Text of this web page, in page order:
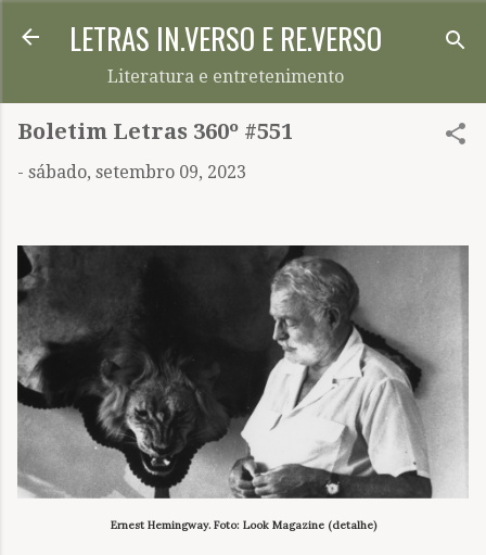
Pular para o conteúdo principal
LETRAS IN.VERSO E RE.VERSO
Literatura e entretenimento
Boletim Letras 360º #551
- sábado, setembro 09, 2023
Ernest Hemingway. Foto: Look Magazine (detalhe)